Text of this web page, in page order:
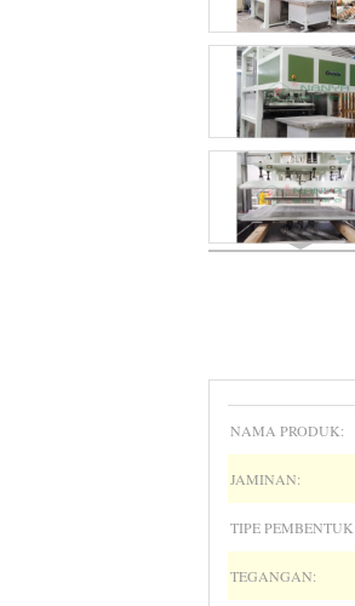
NAMA PRODUK:
JAMINAN:
TIPE PEMBENTUK:
TEGANGAN: